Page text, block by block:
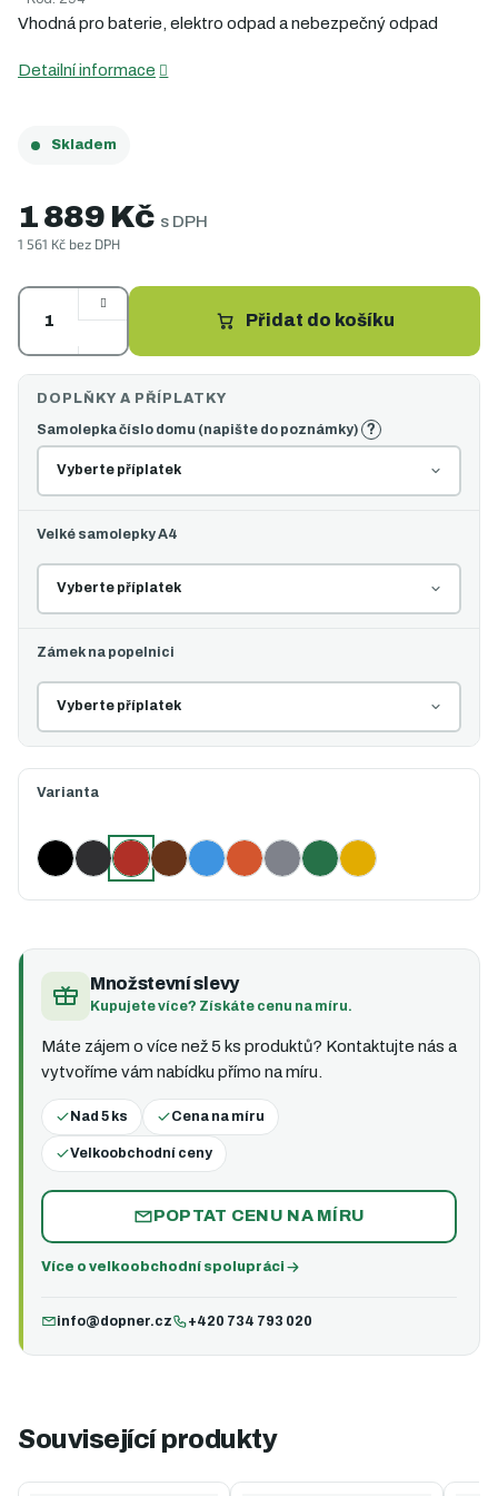
5
Vhodná pro baterie, elektro odpad a nebezpečný odpad
Detailní informace
1 889 Kč s DPH
1 561 Kč bez DPH
cena:
Skladem
Samolepka číslo domu (napište do poznámky) ?
Velké samolepky A4
Zámek na popelnici
Varianta
ČernáČerná s oranžovým víkem
Červená (vybráno)
HnědáModráOranžová
Šedá ZelenáŽlutá
Přidat do košíku
Množstevní slevy
Kupujete více? Získáte cenu na míru.
Máte zájem o více než 5 ks produktů? Kontaktujte nás a
vytvoříme vám nabídku přímo na míru.
Nad 5 ks Cena na míru
Velkoobchodní ceny
POPTAT CENU NA MÍRU
Více o velkoobchodní spolupráci
info@dopner.cz +420 734 793 020
Související produkty